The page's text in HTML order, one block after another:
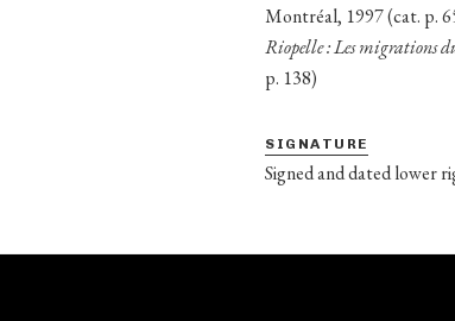
Montréal, 1997 (cat. p.
Riopelle : Les migrations
p. 138)
SIGNATURE
Signed and dated lower